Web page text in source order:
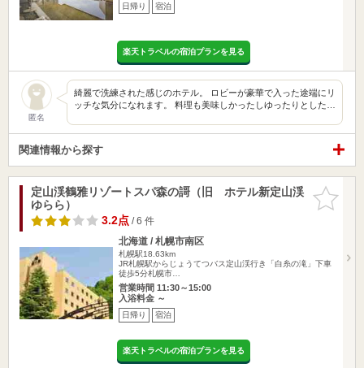
日帰り 宿泊
楽天トラベルの宿泊プランを見る
匿名
綺麗で洗練された感じのホテル。 ロビーが豪華で入った途端にリ
ッチな気分になれます。 料理も美味しかったしゆったりとした…
関連情報から探す
お気に入
りに追加
定山渓鶴雅リゾートスパ森の謌（旧 ホテル新定山渓
ゆらら）
3.2点/ 6 件
北海道 / 札幌市南区
札幌駅18.63km
JR札幌駅からじょうてつバス定山渓行き「白糸の滝」下車
徒歩5分札幌市…
営業時間 11:30～15:00
入浴料金 ～
日帰り 宿泊
楽天トラベルの宿泊プランを見る